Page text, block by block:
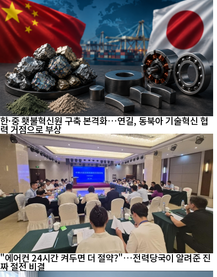
한·중 횃불혁신원 구축 본격화…연길, 동북아 기술혁신 협
력 거점으로 부상
"에어컨 24시간 켜두면 더 절약?"…전력당국이 알려준 진
짜 절전 비결